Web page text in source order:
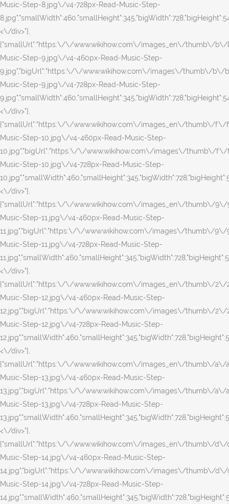
Music-Step-8.jpg\/v4-728px-Read-Music-Step-
<\/div>"},
{"smallUrl":"https:\/\/www.wikihow.com\/images_en\/thumb\/
Music-Step-9.jpg\/v4-460px-Read-Music-Step-
9.jpg","bigUrl":"https:\/\/www.wikihow.com\/images\/thumb\/b\/
Music-Step-9.jpg\/v4-728px-Read-Music-Step-
<\/div>"},
{"smallUrl":"https:\/\/www.wikihow.com\/images_en\/thumb\/
Music-Step-10.jpg\/v4-460px-Read-Music-Step-
10.jpg","bigUrl":"https:\/\/www.wikihow.com\/images\/thumb\/
Music-Step-10.jpg\/v4-728px-Read-Music-Step-
<\/div>"},
{"smallUrl":"https:\/\/www.wikihow.com\/images_en\/thumb\/
Music-Step-11.jpg\/v4-460px-Read-Music-Step-
11.jpg","bigUrl":"https:\/\/www.wikihow.com\/images\/thumb\/
Music-Step-11.jpg\/v4-728px-Read-Music-Step-
<\/div>"},
{"smallUrl":"https:\/\/www.wikihow.com\/images_en\/thumb\/2\/
Music-Step-12.jpg\/v4-460px-Read-Music-Step-
12.jpg","bigUrl":"https:\/\/www.wikihow.com\/images\/thumb\/
Music-Step-12.jpg\/v4-728px-Read-Music-Step-
<\/div>"},
{"smallUrl":"https:\/\/www.wikihow.com\/images_en\/thumb\/a\/
Music-Step-13.jpg\/v4-460px-Read-Music-Step-
13.jpg","bigUrl":"https:\/\/www.wikihow.com\/images\/thumb\/a\/
Music-Step-13.jpg\/v4-728px-Read-Music-Step-
<\/div>"},
{"smallUrl":"https:\/\/www.wikihow.com\/images_en\/thumb\/
Music-Step-14.jpg\/v4-460px-Read-Music-Step-
14.jpg","bigUrl":"https:\/\/www.wikihow.com\/images\/thumb\/
Music-Step-14.jpg\/v4-728px-Read-Music-Step-